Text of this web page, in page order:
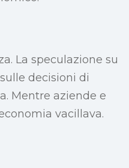
La speculazione su
decisioni di
Mentre aziende e
vacillava.